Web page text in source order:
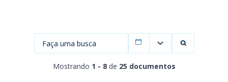
Mostrando 1 - 8 de 25 documentos
Filtrar por data